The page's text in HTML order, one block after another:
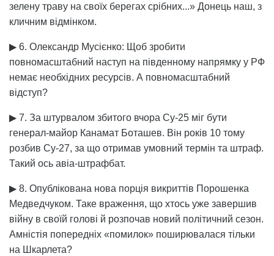
зелену траву на своїх берегах срібних...» Донець наш, з
кличним відмінком.
▶ 6. Олександр Мусієнко: Щоб зробити
повномасштабний наступ на південному напрямку у РФ
немає необхідних ресурсів. А повномасштабний
відступ?
▶ 7. За штурвалом збитого вчора Су-25 міг бути
генерал-майор Канамат Боташев. Він років 10 тому
розбив Су-27, за що отримав умовний термін та штраф.
Такий ось авіа-штрафбат.
▶ 8. Опублікована нова порція викриттів Порошенка
Медведчуком. Таке враження, що хтось уже завершив
війну в своїй голові й розпочав новий політичний сезон.
Амністія попередніх «помилок» поширювалася тільки
на Шкарлета?